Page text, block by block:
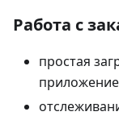
Работа с
простая
приложение